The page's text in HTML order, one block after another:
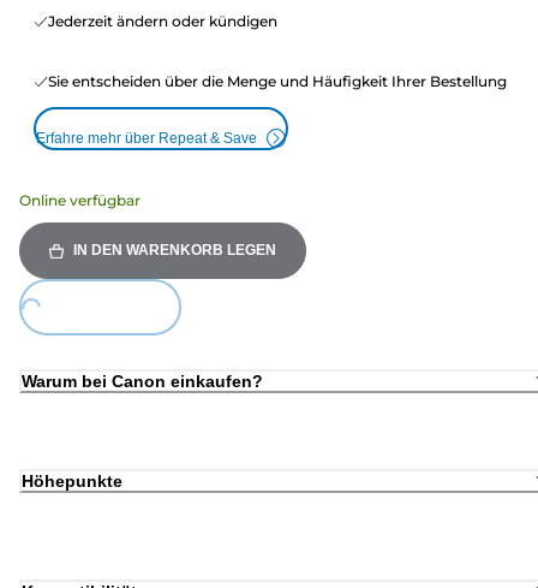
Jederzeit ändern oder kündigen
Sie entscheiden über die Menge und Häufigkeit Ihrer Bestellung
Erfahre mehr über Repeat & Save
Online verfügbar
IN DEN WARENKORB LEGEN
Warum bei Canon einkaufen?
Höhepunkte